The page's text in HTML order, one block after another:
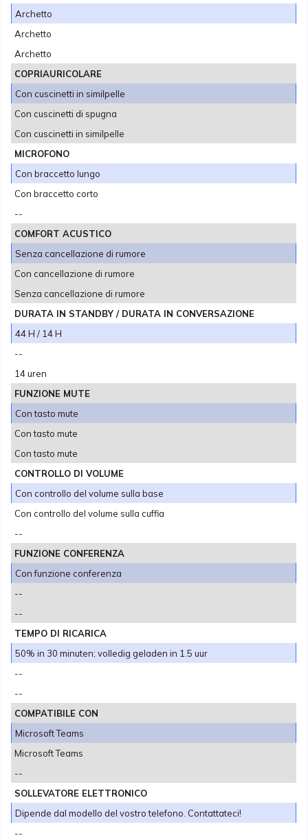
Archetto
Archetto
Archetto
COPRIAURICOLARE
Con cuscinetti in similpelle
Con cuscinetti di spugna
Con cuscinetti in similpelle
MICROFONO
Con braccetto lungo
Con braccetto corto
--
COMFORT ACUSTICO
Senza cancellazione di rumore
Con cancellazione di rumore
Senza cancellazione di rumore
DURATA IN STANDBY / DURATA IN CONVERSAZIONE
44 H / 14 H
--
14 uren
FUNZIONE MUTE
Con tasto mute
Con tasto mute
Con tasto mute
CONTROLLO DI VOLUME
Con controllo del volume sulla base
Con controllo del volume sulla cuffia
--
FUNZIONE CONFERENZA
Con funzione conferenza
--
--
TEMPO DI RICARICA
50% in 30 minuten; volledig geladen in 1.5 uur
--
--
COMPATIBILE CON
Microsoft Teams
Microsoft Teams
--
SOLLEVATORE ELETTRONICO
Dipende dal modello del vostro telefono. Contattateci!
--